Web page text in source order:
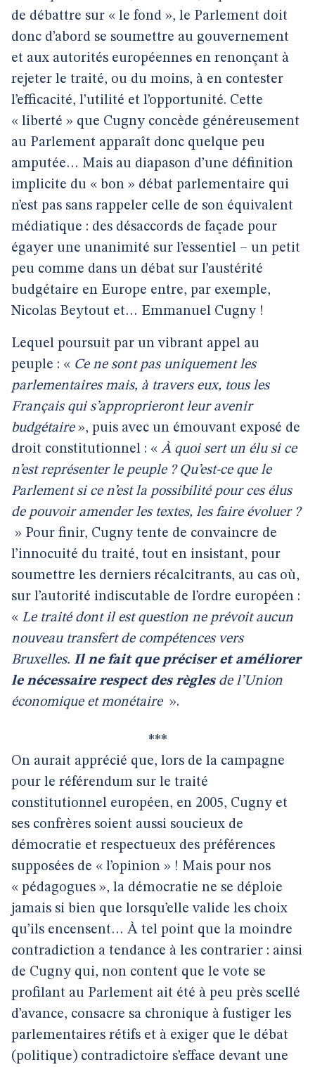
de débattre sur « le fond », le Parlement doit
donc d’abord se soumettre au gouvernement
et aux autorités européennes en renonçant à
rejeter le traité, ou du moins, à en contester
l’efficacité, l’utilité et l’opportunité. Cette
« liberté » que Cugny concède généreusement
au Parlement apparaît donc quelque peu
amputée… Mais au diapason d’une définition
implicite du « bon » débat parlementaire qui
n’est pas sans rappeler celle de son équivalent
médiatique : des désaccords de façade pour
égayer une unanimité sur l’essentiel – un petit
peu comme dans un débat sur l’austérité
budgétaire en Europe entre, par exemple,
Nicolas Beytout et… Emmanuel Cugny !
Lequel poursuit par un vibrant appel au
peuple : « Ce ne sont pas uniquement les
parlementaires mais, à travers eux, tous les
Français qui s’approprieront leur avenir
budgétaire», puis avec un émouvant exposé de
droit constitutionnel : « À quoi sert un élu si ce
n’est représenter le peuple ? Qu’est-ce que le
Parlement si ce n’est la possibilité pour ces élus
de pouvoir amender les textes, les faire évoluer ?
» Pour finir, Cugny tente de convaincre de
l’innocuité du traité, tout en insistant, pour
soumettre les derniers récalcitrants, au cas où,
sur l’autorité indiscutable de l’ordre européen :
« Le traité dont il est question ne prévoit aucun
nouveau transfert de compétences vers
Bruxelles. Il ne fait que préciser et améliorer
le nécessaire respect des règlesde l’Union
économique et monétaire ».
***
On aurait apprécié que, lors de la campagne
pour le référendum sur le traité
constitutionnel européen, en 2005, Cugny et
ses confrères soient aussi soucieux de
démocratie et respectueux des préférences
supposées de « l’opinion » ! Mais pour nos
« pédagogues », la démocratie ne se déploie
jamais si bien que lorsqu’elle valide les choix
qu’ils encensent… À tel point que la moindre
contradiction a tendance à les contrarier : ainsi
de Cugny qui, non content que le vote se
profilant au Parlement ait été à peu près scellé
d’avance, consacre sa chronique à fustiger les
parlementaires rétifs et à exiger que le débat
(politique) contradictoire s’efface devant une